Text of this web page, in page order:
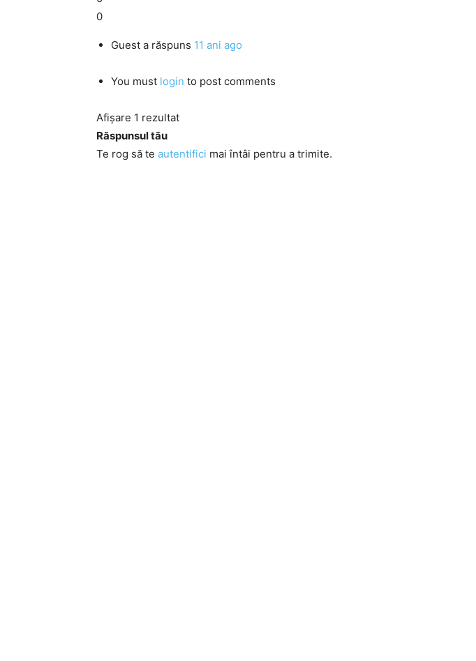
0
Guest a răspuns 11 ani ago
You must login to post comments
Afișare 1 rezultat
Răspunsul tău
Te rog să te autentifici mai întâi pentru a trimite.